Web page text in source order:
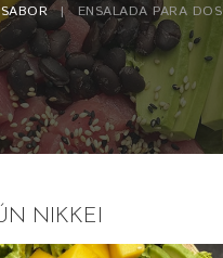
SABOR ENSALADA PARA DOS
NIKKEI